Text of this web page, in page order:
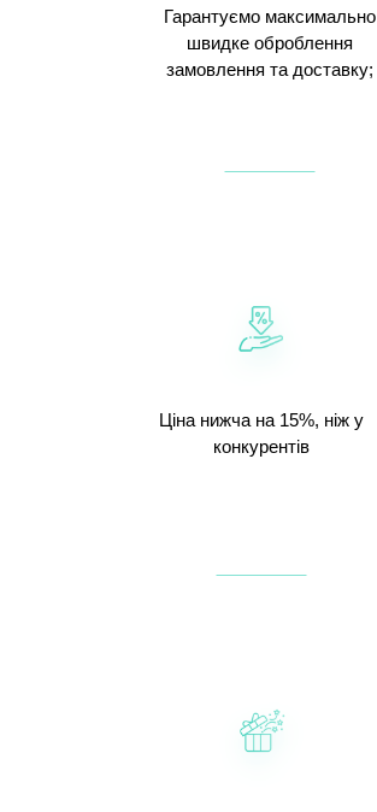
Гарантуємо максимально
швидке оброблення
замовлення та доставку;
Ціна нижча на 15%, ніж у
конкурентів